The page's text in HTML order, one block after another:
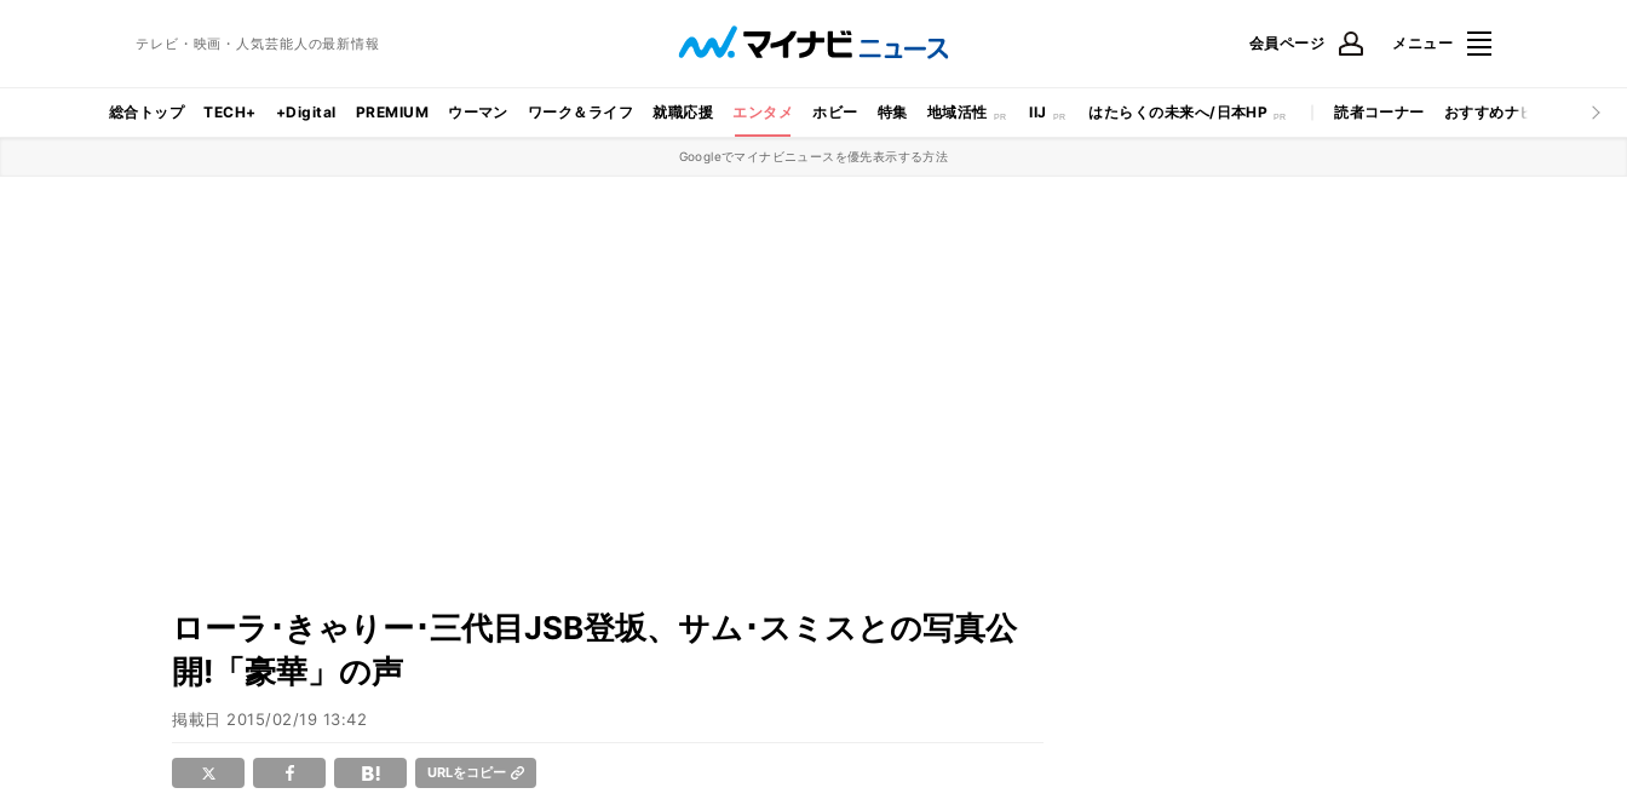
テレビ・映画・人気芸能人の最新情報 会員ページ メニュー
総合トップ TECH+ +Digital PREMIUM ウーマン ワーク＆ライフ 就職応援 エンタメ ホビー 特集 地域活性 IIJ はたらくの未来へ/日本HP 読者コーナー おすすめナビ マイナビ
Googleでマイナビニュースを優先表示する方法
ローラ･きゃりー･三代目JSB登坂、サム･スミスとの写真公
開!「豪華」の声
掲載日 2015/02/19 13:42
URLをコピー